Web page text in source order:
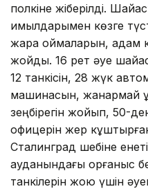
полкіне жіберілді.
қимылдарымен көзге
жарақ қоймаларын,
жойды. 16 рет әуе
12 танкісін, 28 жүк
машинасын, жанармай
зеңбірегін жойып, 50-
офицерін жер
Сталинград шебіне
ауданындағы қорғаныс
танкілерін жою үшін